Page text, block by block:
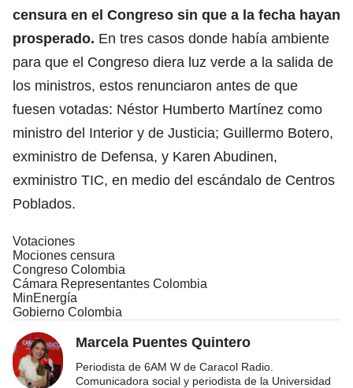
censura en el Congreso sin que a la fecha hayan
prosperado. En tres casos donde había ambiente
para que el Congreso diera luz verde a la salida de
los ministros, estos renunciaron antes de que
fuesen votadas: Néstor Humberto Martínez como
ministro del Interior y de Justicia; Guillermo Botero,
exministro de Defensa, y Karen Abudinen,
exministro TIC, en medio del escándalo de Centros
Poblados.
Votaciones
Mociones censura
Congreso Colombia
Cámara Representantes Colombia
MinEnergía
Gobierno Colombia
Marcela Puentes Quintero
Periodista de 6AM W de Caracol Radio.
Comunicadora social y periodista de la Universidad